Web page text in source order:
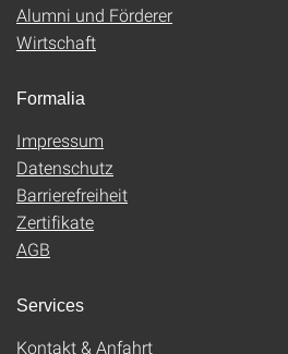
Alumni und Förderer
Wirtschaft
Formalia
Impressum
Datenschutz
Barrierefreiheit
Zertifikate
AGB
Services
Kontakt & Anfahrt